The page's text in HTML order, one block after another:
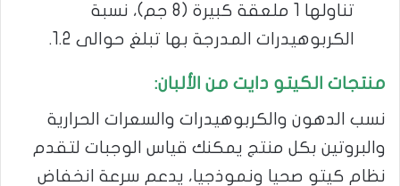
تناولها 1 ملعقة كبيرة (8 جم)، نسبة
الكربوهيدرات المدرجة بها تبلغ حوالى 1.2.
منتجات الكيتو دايت من الألبان:
نسب الدهون والكربوهيدرات والسعرات الحرارية
والبروتين بكل منتج يمكنك قياس الوجبات لتقدم
نظام كيتو صحيا ونموذجيا، يدعم سرعة انخفاض